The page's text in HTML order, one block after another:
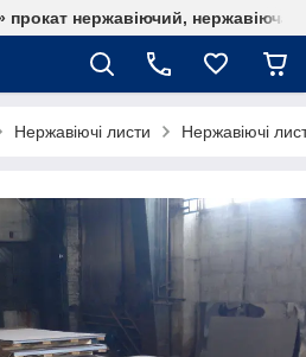
прокат нержавіючий, нержавіюча
Нержавіючі листи Нержавіючі